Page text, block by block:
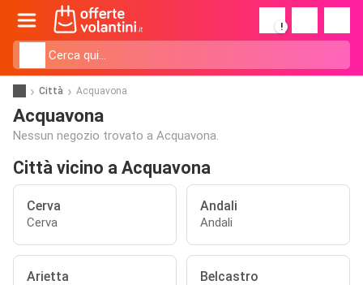
!
Città Acquavona
Acquavona
Nessun negozio trovato a Acquavona.
Città vicino a Acquavona
Cerva
Cerva
Andali
Andali
Arietta Belcastro